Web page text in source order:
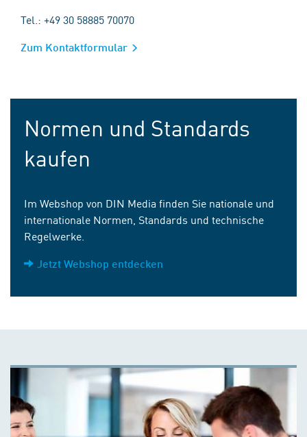
Tel.: +49 30 58885 70070
Zum Kontaktformular
Normen und Standards
kaufen
Im Webshop von DIN Media finden Sie nationale und
internationale Normen, Standards und technische
Regelwerke.
Jetzt Webshop entdecken